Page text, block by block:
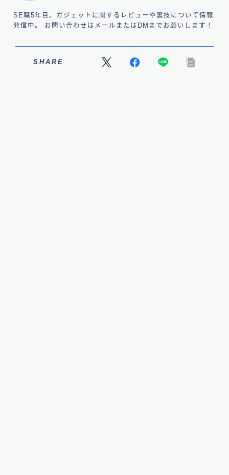
SE職5年目。ガジェットに関するレビューや裏技について情報
発信中。 お問い合わせはメールまたはDMまでお願いします！
SHARE